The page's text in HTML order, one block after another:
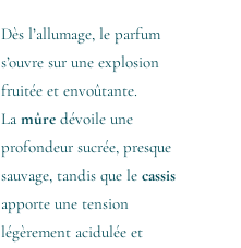
Dès l’allumage, le parfum
s’ouvre sur une explosion
fruitée et envoûtante.
La mûredévoile une
profondeur sucrée, presque
sauvage, tandis que le cassis
apporte une tension
légèrement acidulée et